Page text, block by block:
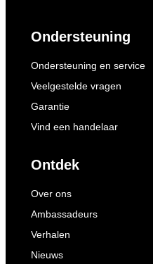
Ondersteuning
Ondersteuning en service
Veelgestelde vragen
Garantie
Vind een handelaar
Ontdek
Over ons
Ambassadeurs
Verhalen
Nieuws